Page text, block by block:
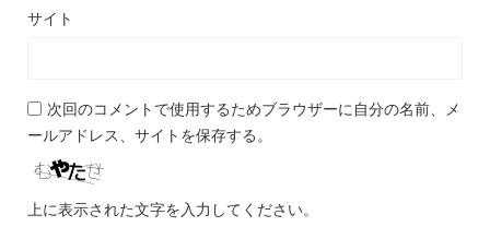
サイト
次回のコメントで使用するためブラウザーに自分の名前、メ
ールアドレス、サイトを保存する。
上に表示された文字を入力してください。